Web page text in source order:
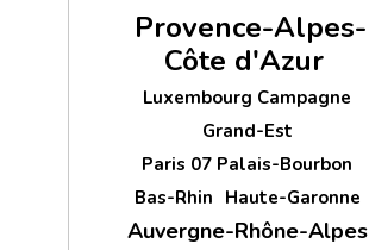
Provence-Alpes-
Côte d'Azur
Luxembourg Campagne
Grand-Est
Paris 07 Palais-Bourbon
Bas-Rhin Haute-Garonne
Auvergne-Rhône-Alpes